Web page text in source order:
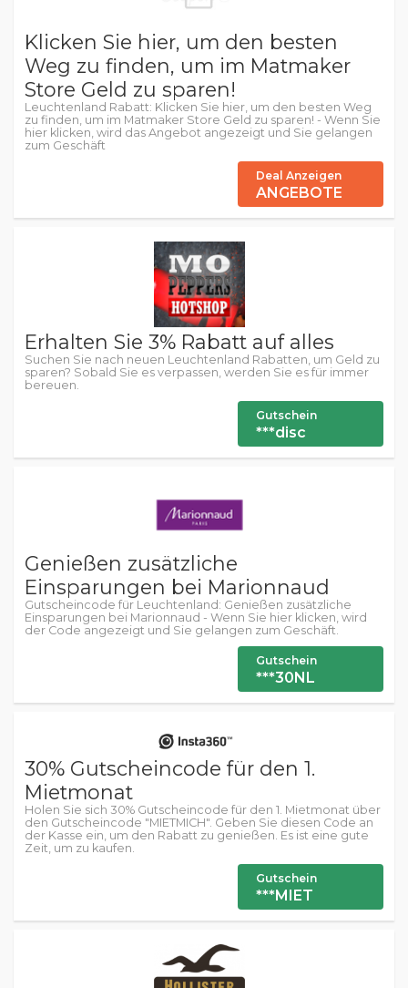
Klicken Sie hier, um den besten
Weg zu finden, um im Matmaker
Store Geld zu sparen!
Leuchtenland Rabatt: Klicken Sie hier, um den besten Weg
zu finden, um im Matmaker Store Geld zu sparen! - Wenn Sie
hier klicken, wird das Angebot angezeigt und Sie gelangen
zum Geschäft
Deal Anzeigen
ANGEBOTE
Erhalten Sie 3% Rabatt auf alles
Suchen Sie nach neuen Leuchtenland Rabatten, um Geld zu
sparen? Sobald Sie es verpassen, werden Sie es für immer
bereuen.
Gutschein
***disc
Genießen zusätzliche
Einsparungen bei Marionnaud
Gutscheincode für Leuchtenland: Genießen zusätzliche
Einsparungen bei Marionnaud - Wenn Sie hier klicken, wird
der Code angezeigt und Sie gelangen zum Geschäft.
Gutschein
***30NL
30% Gutscheincode für den 1.
Mietmonat
Holen Sie sich 30% Gutscheincode für den 1. Mietmonat über
den Gutscheincode "MIETMICH". Geben Sie diesen Code an
der Kasse ein, um den Rabatt zu genießen. Es ist eine gute
Zeit, um zu kaufen.
Gutschein
***MIET